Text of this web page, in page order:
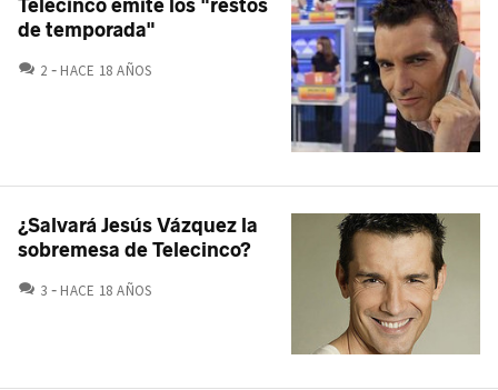
Telecinco emite los "restos
de temporada"
2 COMENTARIOS
HACE 18 AÑOS
¿Salvará Jesús Vázquez la
sobremesa de Telecinco?
3 COMENTARIOS
HACE 18 AÑOS